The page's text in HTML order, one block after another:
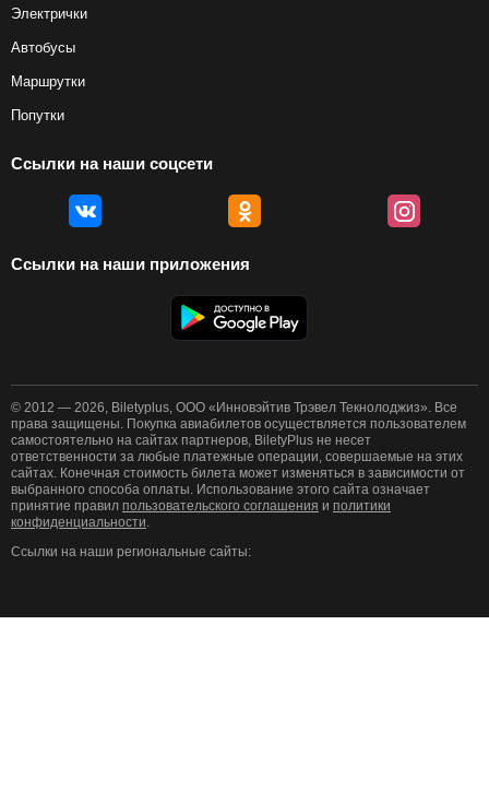
Электрички
Автобусы
Маршрутки
Попутки
Ссылки на наши соцсети
Ссылки на наши приложения
© 2012 — 2026, Biletyplus, ООО «Инновэйтив Трэвел Текнолоджиз». Все
права защищены. Покупка авиабилетов осуществляется пользователем
самостоятельно на сайтах партнеров, BiletyPlus не несет
ответственности за любые платежные операции, совершаемые на этих
сайтах. Конечная стоимость билета может изменяться в зависимости от
выбранного способа оплаты. Использование этого сайта означает
принятие правил пользовательского соглашения и политики
конфиденциальности.
Ссылки на наши региональные сайты: